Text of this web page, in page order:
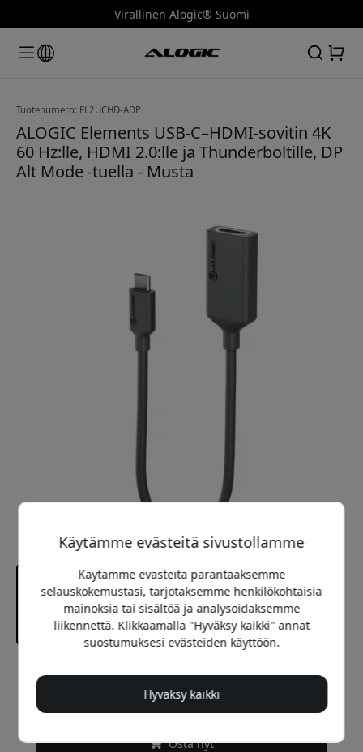
Virallinen Alogic® Suomi
Tuotenumero: EL2UCHD-ADP
ALOGIC Elements USB-C–HDMI-sovitin 4K
60 Hz:lle, HDMI 2.0:lle ja Thunderboltille, DP
Alt Mode -tuella - Musta
Suositeltava hinta
24.99 EUR
Osta nyt
Käytämme evästeitä sivustollamme
Käytämme evästeitä parantaaksemme
selauskokemustasi, tarjotaksemme henkilökohtaisia
mainoksia tai sisältöä ja analysoidaksemme
liikennettä. Klikkaamalla "Hyväksy kaikki" annat
suostumuksesi evästeiden käyttöön.
Hyväksy kaikki